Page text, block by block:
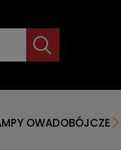
OWADOBÓJCZE